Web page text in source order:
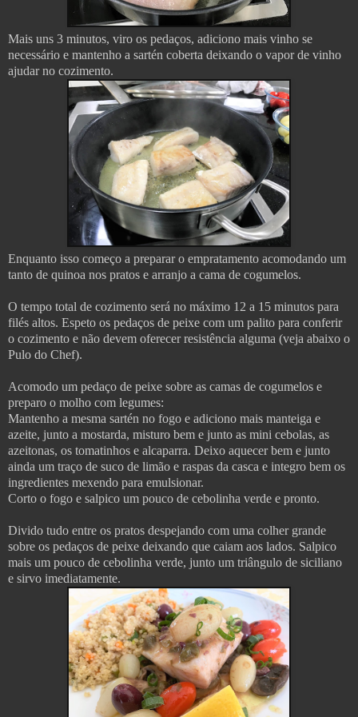
Mais uns 3 minutos, viro os pedaços, adiciono mais vinho se
necessário e mantenho a sartén coberta deixando o vapor de vinho
ajudar no cozimento.
Enquanto isso começo a preparar o empratamento acomodando um
tanto de quinoa nos pratos e arranjo a cama de cogumelos.
O tempo total de cozimento será no máximo 12 a 15 minutos para
filés altos. Espeto os pedaços de peixe com um palito para conferir
o cozimento e não devem oferecer resistência alguma (veja abaixo o
Pulo do Chef).
Acomodo um pedaço de peixe sobre as camas de cogumelos e
preparo o molho com legumes:
Mantenho a mesma sartén no fogo e adiciono mais manteiga e
azeite, junto a mostarda, misturo bem e junto as mini cebolas, as
azeitonas, os tomatinhos e alcaparra. Deixo aquecer bem e junto
ainda um traço de suco de limão e raspas da casca e integro bem os
ingredientes mexendo para emulsionar.
Corto o fogo e salpico um pouco de cebolinha verde e pronto.
Divido tudo entre os pratos despejando com uma colher grande
sobre os pedaços de peixe deixando que caiam aos lados. Salpico
mais um pouco de cebolinha verde, junto um triângulo de siciliano
e sirvo imediatamente.